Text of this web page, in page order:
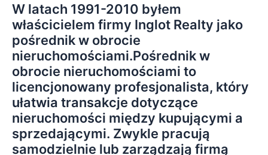
W latach 1991-2010 byłem
właścicielem firmy Inglot Realty jako
pośrednik w obrocie
nieruchomościami.Pośrednik w
obrocie nieruchomościami to
licencjonowany profesjonalista, który
ułatwia transakcje dotyczące
nieruchomości między kupującymi a
sprzedającymi. Zwykle pracują
samodzielnie lub zarządzają firmą